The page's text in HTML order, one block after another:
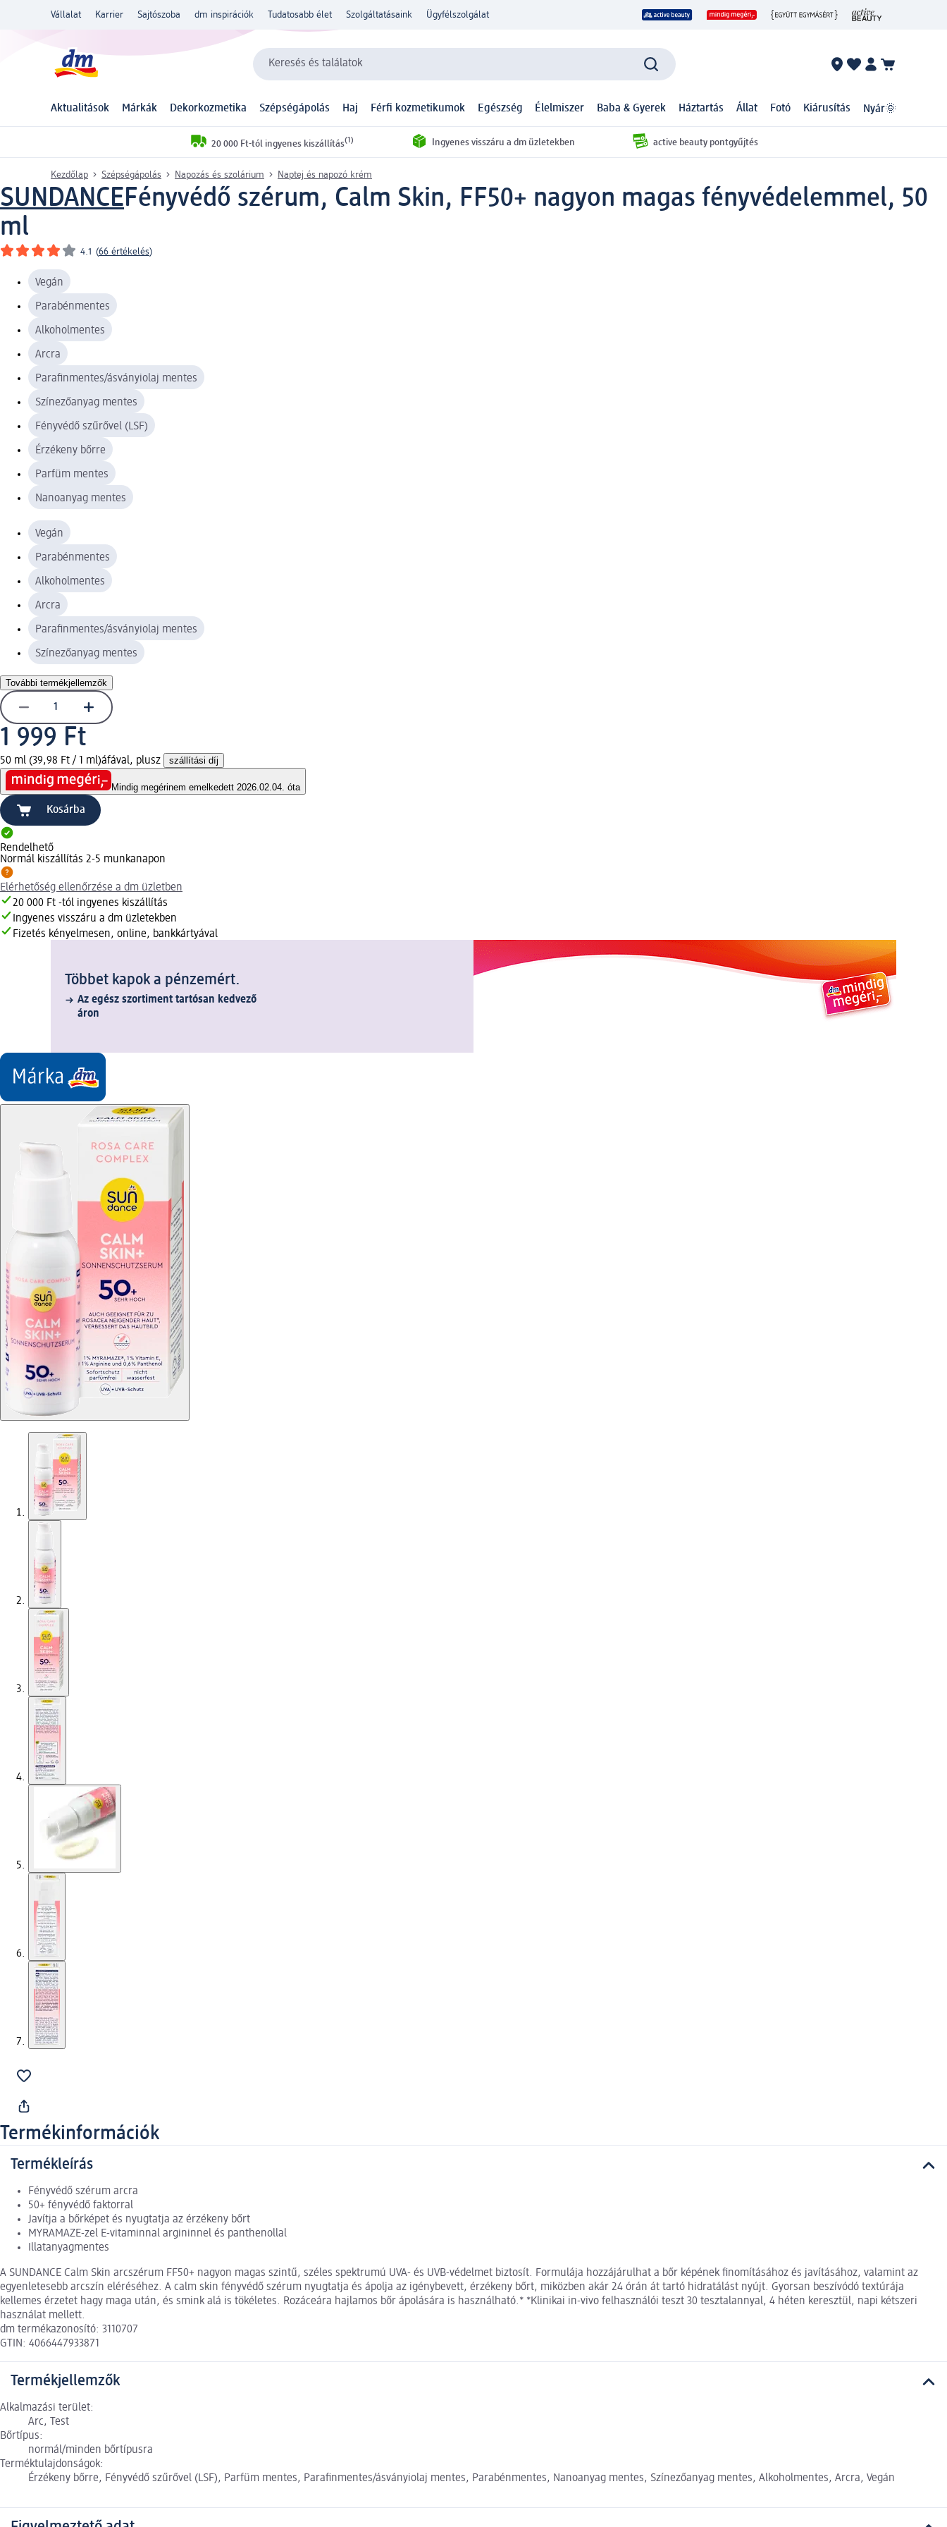
Vállalat Karrier Sajtószoba dm inspirációk Tudatosabb élet Szolgáltatásaink Ügyfélszolgálat
Keresés és találatok
Aktualitások Márkák Dekorkozmetika Szépségápolás Haj Férfi kozmetikumok Egészség Élelmiszer Baba & Gyerek Háztartás Állat Fotó Kiárusítás Nyár🌞
20 000 Ft-tól ingyenes kiszállítás(1) Ingyenes visszáru a dm üzletekben active beauty pontgyűjtés
Kezdőlap Szépségápolás Napozás és szolárium Naptej és napozó krém
SUNDANCEFényvédő szérum, Calm Skin, FF50+ nagyon magas fényvédelemmel, 50
ml
4.1 (66 értékelés)
Vegán
Parabénmentes
Alkoholmentes
Arcra
Parafinmentes/ásványiolaj mentes
Színezőanyag mentes
Fényvédő szűrővel (LSF)
Érzékeny bőrre
Parfüm mentes
Nanoanyag mentes
Vegán
Parabénmentes
Alkoholmentes
Arcra
Parafinmentes/ásványiolaj mentes
Színezőanyag mentes
További termékjellemzők
1 999 Ft
50 ml (39,98 Ft / 1 ml)áfával, plusz szállítási díj
Mindig megérinem emelkedett 2026.02.04. óta
Kosárba
Rendelhető
Normál kiszállítás 2-5 munkanapon
Elérhetőség ellenőrzése a dm üzletben
20 000 Ft -tól ingyenes kiszállítás
Ingyenes visszáru a dm üzletekben
Fizetés kényelmesen, online, bankkártyával
Többet kapok a pénzemért.
Az egész szortiment tartósan kedvező
áron
Termékinformációk
Termékleírás
Fényvédő szérum arcra
50+ fényvédő faktorral
Javítja a bőrképet és nyugtatja az érzékeny bőrt
MYRAMAZE-zel E-vitaminnal argininnel és panthenollal
Illatanyagmentes
A SUNDANCE Calm Skin arcszérum FF50+ nagyon magas szintű, széles spektrumú UVA- és UVB-védelmet biztosít. Formulája hozzájárulhat a bőr képének finomításához és javításához, valamint az
egyenletesebb arcszín eléréséhez. A calm skin fényvédő szérum nyugtatja és ápolja az igénybevett, érzékeny bőrt, miközben akár 24 órán át tartó hidratálást nyújt. Gyorsan beszívódó textúrája
kellemes érzetet hagy maga után, és smink alá is tökéletes. Rozáceára hajlamos bőr ápolására is használható.* *Klinikai in-vivo felhasználói teszt 30 tesztalannyal, 4 héten keresztül, napi kétszeri
használat mellett.
dm termékazonosító: 3110707
GTIN: 4066447933871
Termékjellemzők
Alkalmazási terület:
Arc, Test
Bőrtípus:
normál/minden bőrtípusra
Terméktulajdonságok:
Érzékeny bőrre, Fényvédő szűrővel (LSF), Parfüm mentes, Parafinmentes/ásványiolaj mentes, Parabénmentes, Nanoanyag mentes, Színezőanyag mentes, Alkoholmentes, Arcra, Vegán